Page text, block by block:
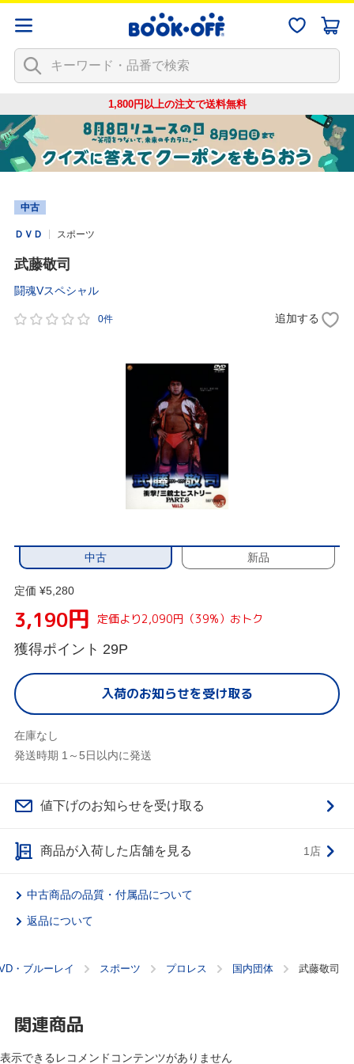
1,800円以上の注文で送料無料
中古
ＤＶＤ スポーツ
武藤敬司
闘魂Vスペシャル
0件 追加する
中古 新品
定価 ¥5,280
3,190円 定価より2,090円（39%）おトク
獲得ポイント 29P
入荷のお知らせを受け取る
在庫なし
発送時期 1～5日以内に発送
値下げのお知らせを受け取る
商品が入荷した店舗を見る 1店
中古商品の品質・付属品について
返品について
・ブルーレイ スポーツ プロレス 国内団体 武藤敬司
関連商品
表示できるレコメンドコンテンツがありません